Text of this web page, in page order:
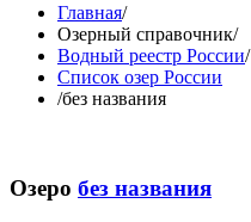
Главная/
Озерный справочник/
Водный реестр России/
Список озер России
/без названия
Озеро без названия